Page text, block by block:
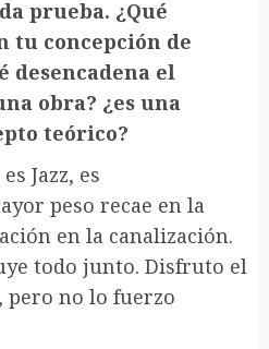
prueba. ¿Qué
tu concepción de
desencadena el
obra? ¿es una
teórico?
Jazz, es
peso recae en la
en la canalización.
todo junto. Disfruto el
no lo fuerzo